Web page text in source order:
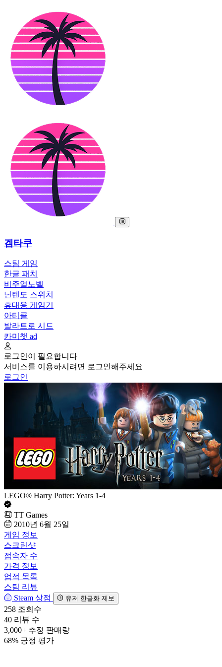
겜타쿠
스팀 게임
한글 패치
비주얼노벨
닌텐도 스위치
휴대용 게임기
아티클
발라트로 시드
카미챗 ad
로그인이 필요합니다
서비스를 이용하시려면 로그인해주세요
로그인
LEGO® Harry Potter: Years 1-4
TT Games
2010년 6월 25일
게임 정보
스크린샷
접속자 수
가격 정보
업적 목록
스팀 리뷰
Steam 상점
유저 한글화 제보
258 조회수
40 리뷰 수
3,000+ 추정 판매량
68% 긍정 평가